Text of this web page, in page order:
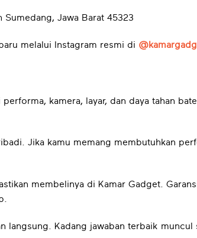
Jawa Barat 45323
melalui Instagram resmi di
kamera, layar, dan daya tahan
Jika kamu memang membutuhkan
membelinya di Kamar Gadget.
langsung. Kadang jawaban terbaik